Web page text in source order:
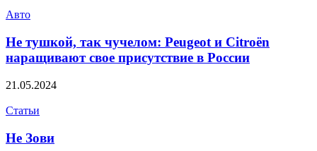
Авто
Не тушкой, так чучелом: Peugeot и Citroёn
наращивают свое присутствие в России
21.05.2024
Статьи
Не Зови